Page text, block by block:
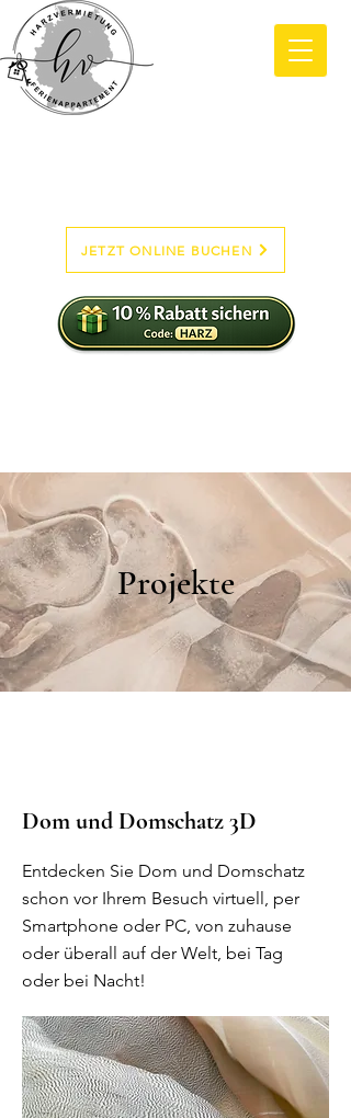
JETZT ONLINE BUCHEN
Projekte
Dom und Domschatz 3D
Entdecken Sie Dom und Domschatz
schon vor Ihrem Besuch virtuell, per
Smartphone oder PC, von zuhause
oder überall auf der Welt, bei Tag
oder bei Nacht!